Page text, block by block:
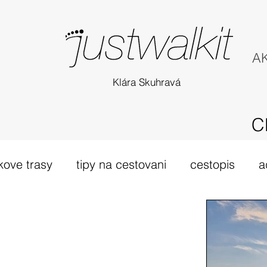
Klára Skuhravá
trasy tipy na cestovani cestopis
camino